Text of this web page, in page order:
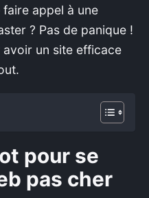
faire appel à une
? Pas de panique !
un site efficace
pour se
pas cher